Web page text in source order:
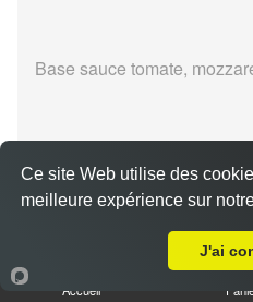
Base sauce tomate,
Accueil
Ce site Web utilise des
meilleure expérience sur
J'ai